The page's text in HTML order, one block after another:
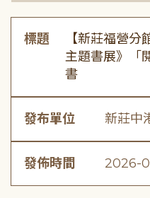
標題
【新莊福營分
主題書展》「
書
發布單位 新莊中
發佈時間 2026-